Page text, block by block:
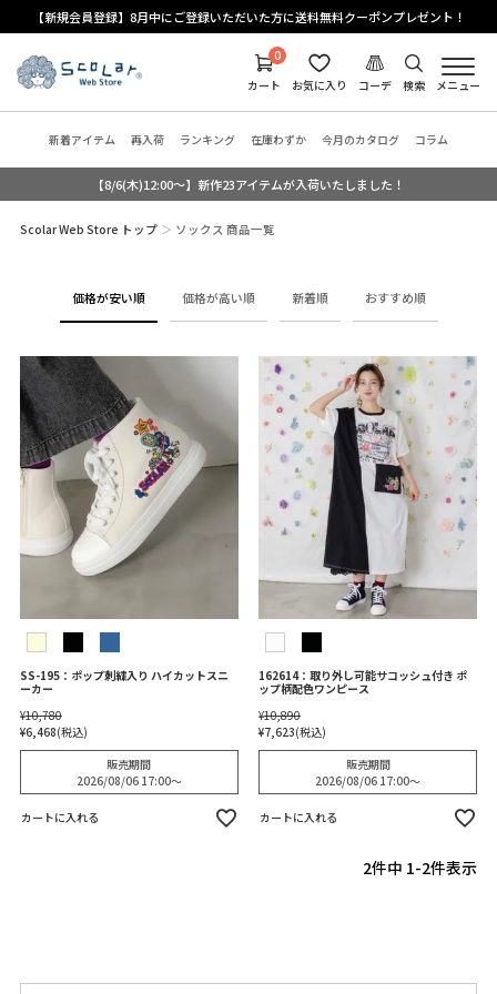
【新規会員登録】8月中にご登録いただいた方に送料無料クーポンプレゼント！
検索
コーデ
お気に入り
0
カート
メニュー
新着アイテム 再入荷 ランキング 在庫わずか 今月のカタログ コラム
【8/6(木)12:00～】新作23アイテムが入荷いたしました！
Scolar Web Store トップ ソックス 商品一覧
価格が安い順 価格が高い順 新着順 おすすめ順
SS-195：ポップ刺繍入り ハイカットスニ
ーカー
¥10,780
¥6,468 税込
販売期間
2026/08/06 17:00〜
カートに入れる
162614：取り外し可能サコッシュ付き ポ
ップ柄配色ワンピース
¥10,890
¥7,623 税込
販売期間
2026/08/06 17:00〜
カートに入れる
2件中 1-2件表示